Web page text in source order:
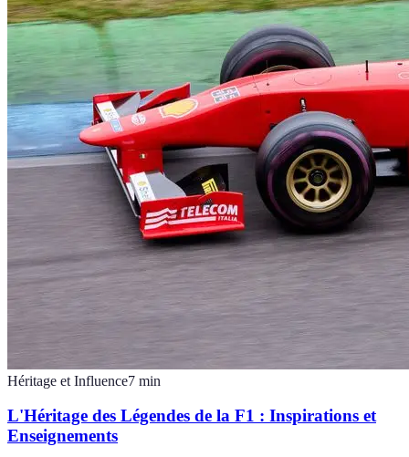
Héritage et Influence7 min
L'Héritage des Légendes de la F1 : Inspirations et
Enseignements